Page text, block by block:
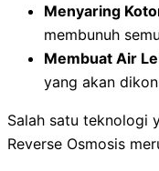
Menyaring
membunuh
Membuat Air
yang akan
Salah satu teknologi
Reverse Osmosis